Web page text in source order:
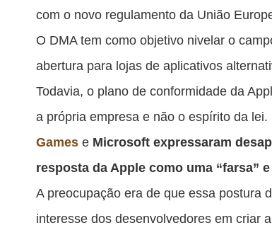
com o novo regulamento da União
O DMA tem como objetivo nivelar o
abertura para lojas de aplicativos
Todavia, o plano de conformidade da
a própria empresa e não o espírito da
Games e Microsoft expressaram
resposta da Apple como uma “farsa”
A preocupação era de que essa postura
interesse dos desenvolvedores em criar